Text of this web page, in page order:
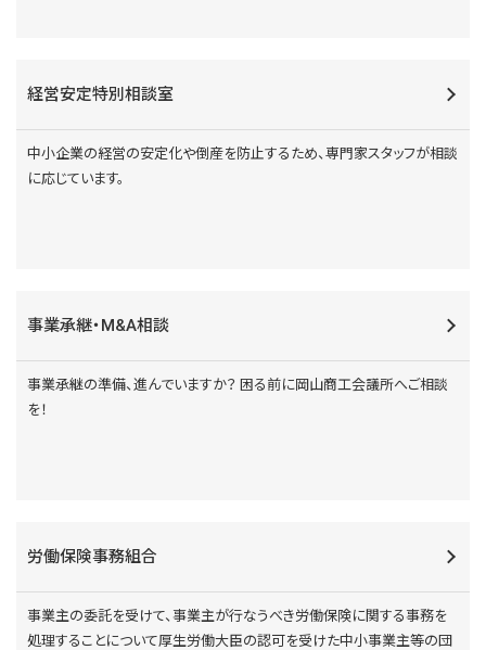
経営安定特別相談室
中小企業の経営の安定化や倒産を防止するため、専門家スタッフが相談
に応じています。
事業承継・M&A相談
事業承継の準備、進んでいますか？ 困る前に岡山商工会議所へご相談
を！
労働保険事務組合
事業主の委託を受けて、事業主が行なうべき労働保険に関する事務を
処理することについて厚生労働大臣の認可を受けた中小事業主等の団